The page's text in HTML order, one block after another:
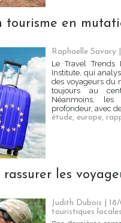
tourisme en
Raphaelle Savary
Le Travel Trends
Institute, qui
des voyageurs du
toujours au
Néanmoins,
profondeur, avec
étude, europe,
rassurer les
Judith Dubois |
touristiques locales